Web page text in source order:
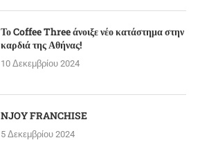
Το Coffee Three άνοιξε νέο κατάστημα στην
καρδιά της Αθήνας!
10 Δεκεμβρίου 2024
NJOY FRANCHISE
5 Δεκεμβρίου 2024